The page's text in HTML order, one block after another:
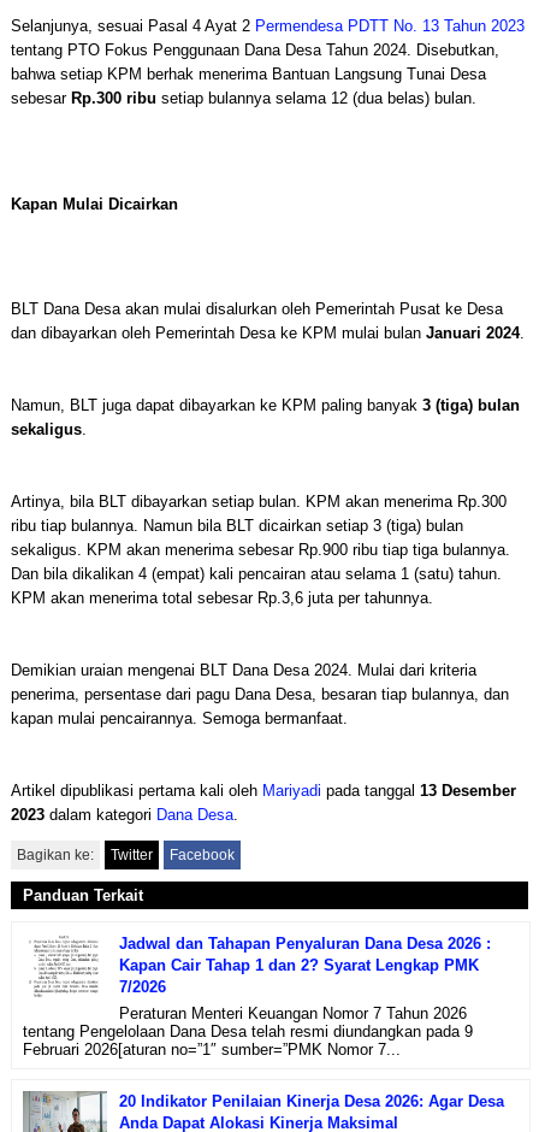
Selanjunya, sesuai Pasal 4 Ayat 2 Permendesa PDTT No. 13 Tahun 2023
tentang PTO Fokus Penggunaan Dana Desa Tahun 2024. Disebutkan,
bahwa setiap KPM berhak menerima Bantuan Langsung Tunai Desa
sebesar Rp.300 ribu setiap bulannya selama 12 (dua belas) bulan.
Kapan Mulai Dicairkan
BLT Dana Desa akan mulai disalurkan oleh Pemerintah Pusat ke Desa
dan dibayarkan oleh Pemerintah Desa ke KPM mulai bulan Januari 2024.
Namun, BLT juga dapat dibayarkan ke KPM paling banyak 3 (tiga) bulan
sekaligus.
Artinya, bila BLT dibayarkan setiap bulan. KPM akan menerima Rp.300
ribu tiap bulannya. Namun bila BLT dicairkan setiap 3 (tiga) bulan
sekaligus. KPM akan menerima sebesar Rp.900 ribu tiap tiga bulannya.
Dan bila dikalikan 4 (empat) kali pencairan atau selama 1 (satu) tahun.
KPM akan menerima total sebesar Rp.3,6 juta per tahunnya.
Demikian uraian mengenai BLT Dana Desa 2024. Mulai dari kriteria
penerima, persentase dari pagu Dana Desa, besaran tiap bulannya, dan
kapan mulai pencairannya. Semoga bermanfaat.
Artikel dipublikasi pertama kali oleh Mariyadi pada tanggal 13 Desember
2023dalam kategori Dana Desa.
Bagikan ke: Twitter Facebook
Panduan Terkait
Jadwal dan Tahapan Penyaluran Dana Desa 2026 :
Kapan Cair Tahap 1 dan 2? Syarat Lengkap PMK
7/2026
Peraturan Menteri Keuangan Nomor 7 Tahun 2026
tentang Pengelolaan Dana Desa telah resmi diundangkan pada 9
Februari 2026[aturan no=”1″ sumber=”PMK Nomor 7...
20 Indikator Penilaian Kinerja Desa 2026: Agar Desa
Anda Dapat Alokasi Kinerja Maksimal